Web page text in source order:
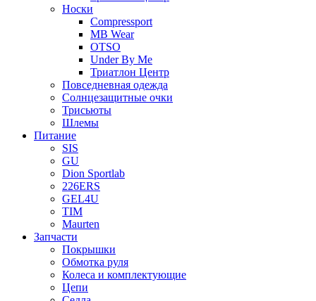
Носки
Compressport
MB Wear
OTSO
Under By Me
Триатлон Центр
Повседневная одежда
Солнцезащитные очки
Трисьюты
Шлемы
Питание
SIS
GU
Dion Sportlab
226ERS
GEL4U
TIM
Maurten
Запчасти
Покрышки
Обмотка руля
Колеса и комплектующие
Цепи